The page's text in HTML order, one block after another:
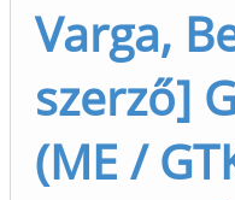
Varga,
szerző]
(ME /